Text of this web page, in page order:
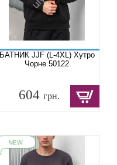
БАТНИК JJF (L-4XL) Хутро
Чорне 50122
604грн.